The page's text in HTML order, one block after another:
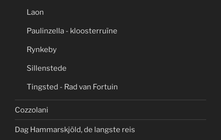
Laon
Paulinzella - kloosterruïne
Rynkeby
Sillenstede
Tingsted - Rad van Fortuin
Cozzolani
Dag Hammarskjöld, de langste reis